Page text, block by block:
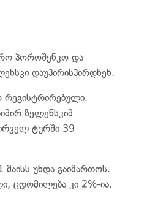
პოროშენკო და
დაუპირისპირდნენ.
რეგისტრირებული.
ზელენსკიმ
ტურში 39
მაისს უნდა გაიმართოს.
ცდომილება კი 2%-ია.